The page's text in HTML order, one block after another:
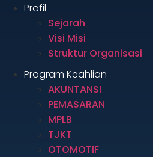
Profil
Sejarah
Visi Misi
Struktur Organisasi
Program Keahlian
AKUNTANSI
PEMASARAN
MPLB
TJKT
OTOMOTIF